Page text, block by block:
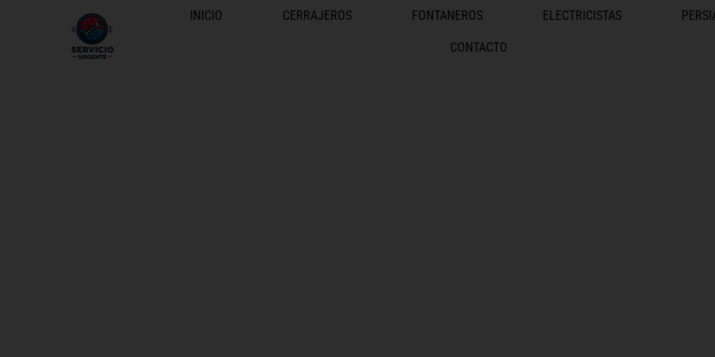
INICIO CERRAJEROS FONTANEROS ELECTRICISTAS
CONTACTO